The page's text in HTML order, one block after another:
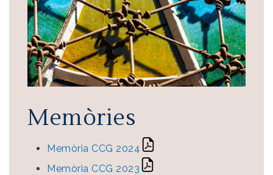
Memòries
Memòria CCG 2024
Memòria CCG 2023